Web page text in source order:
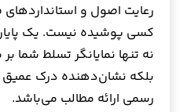
رعایت اصول و استانداردهای
کسی پوشیده نیست. یک
نه تنها نمایانگر تسلط شما
بلکه نشان‌دهنده درک عمیق
رسمی ارائه مطالب می‌باشد.